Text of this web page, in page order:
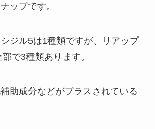
ップです。
ジル5は1種類ですが、リアップ
で3種類あります。
助成分などがプラスされている